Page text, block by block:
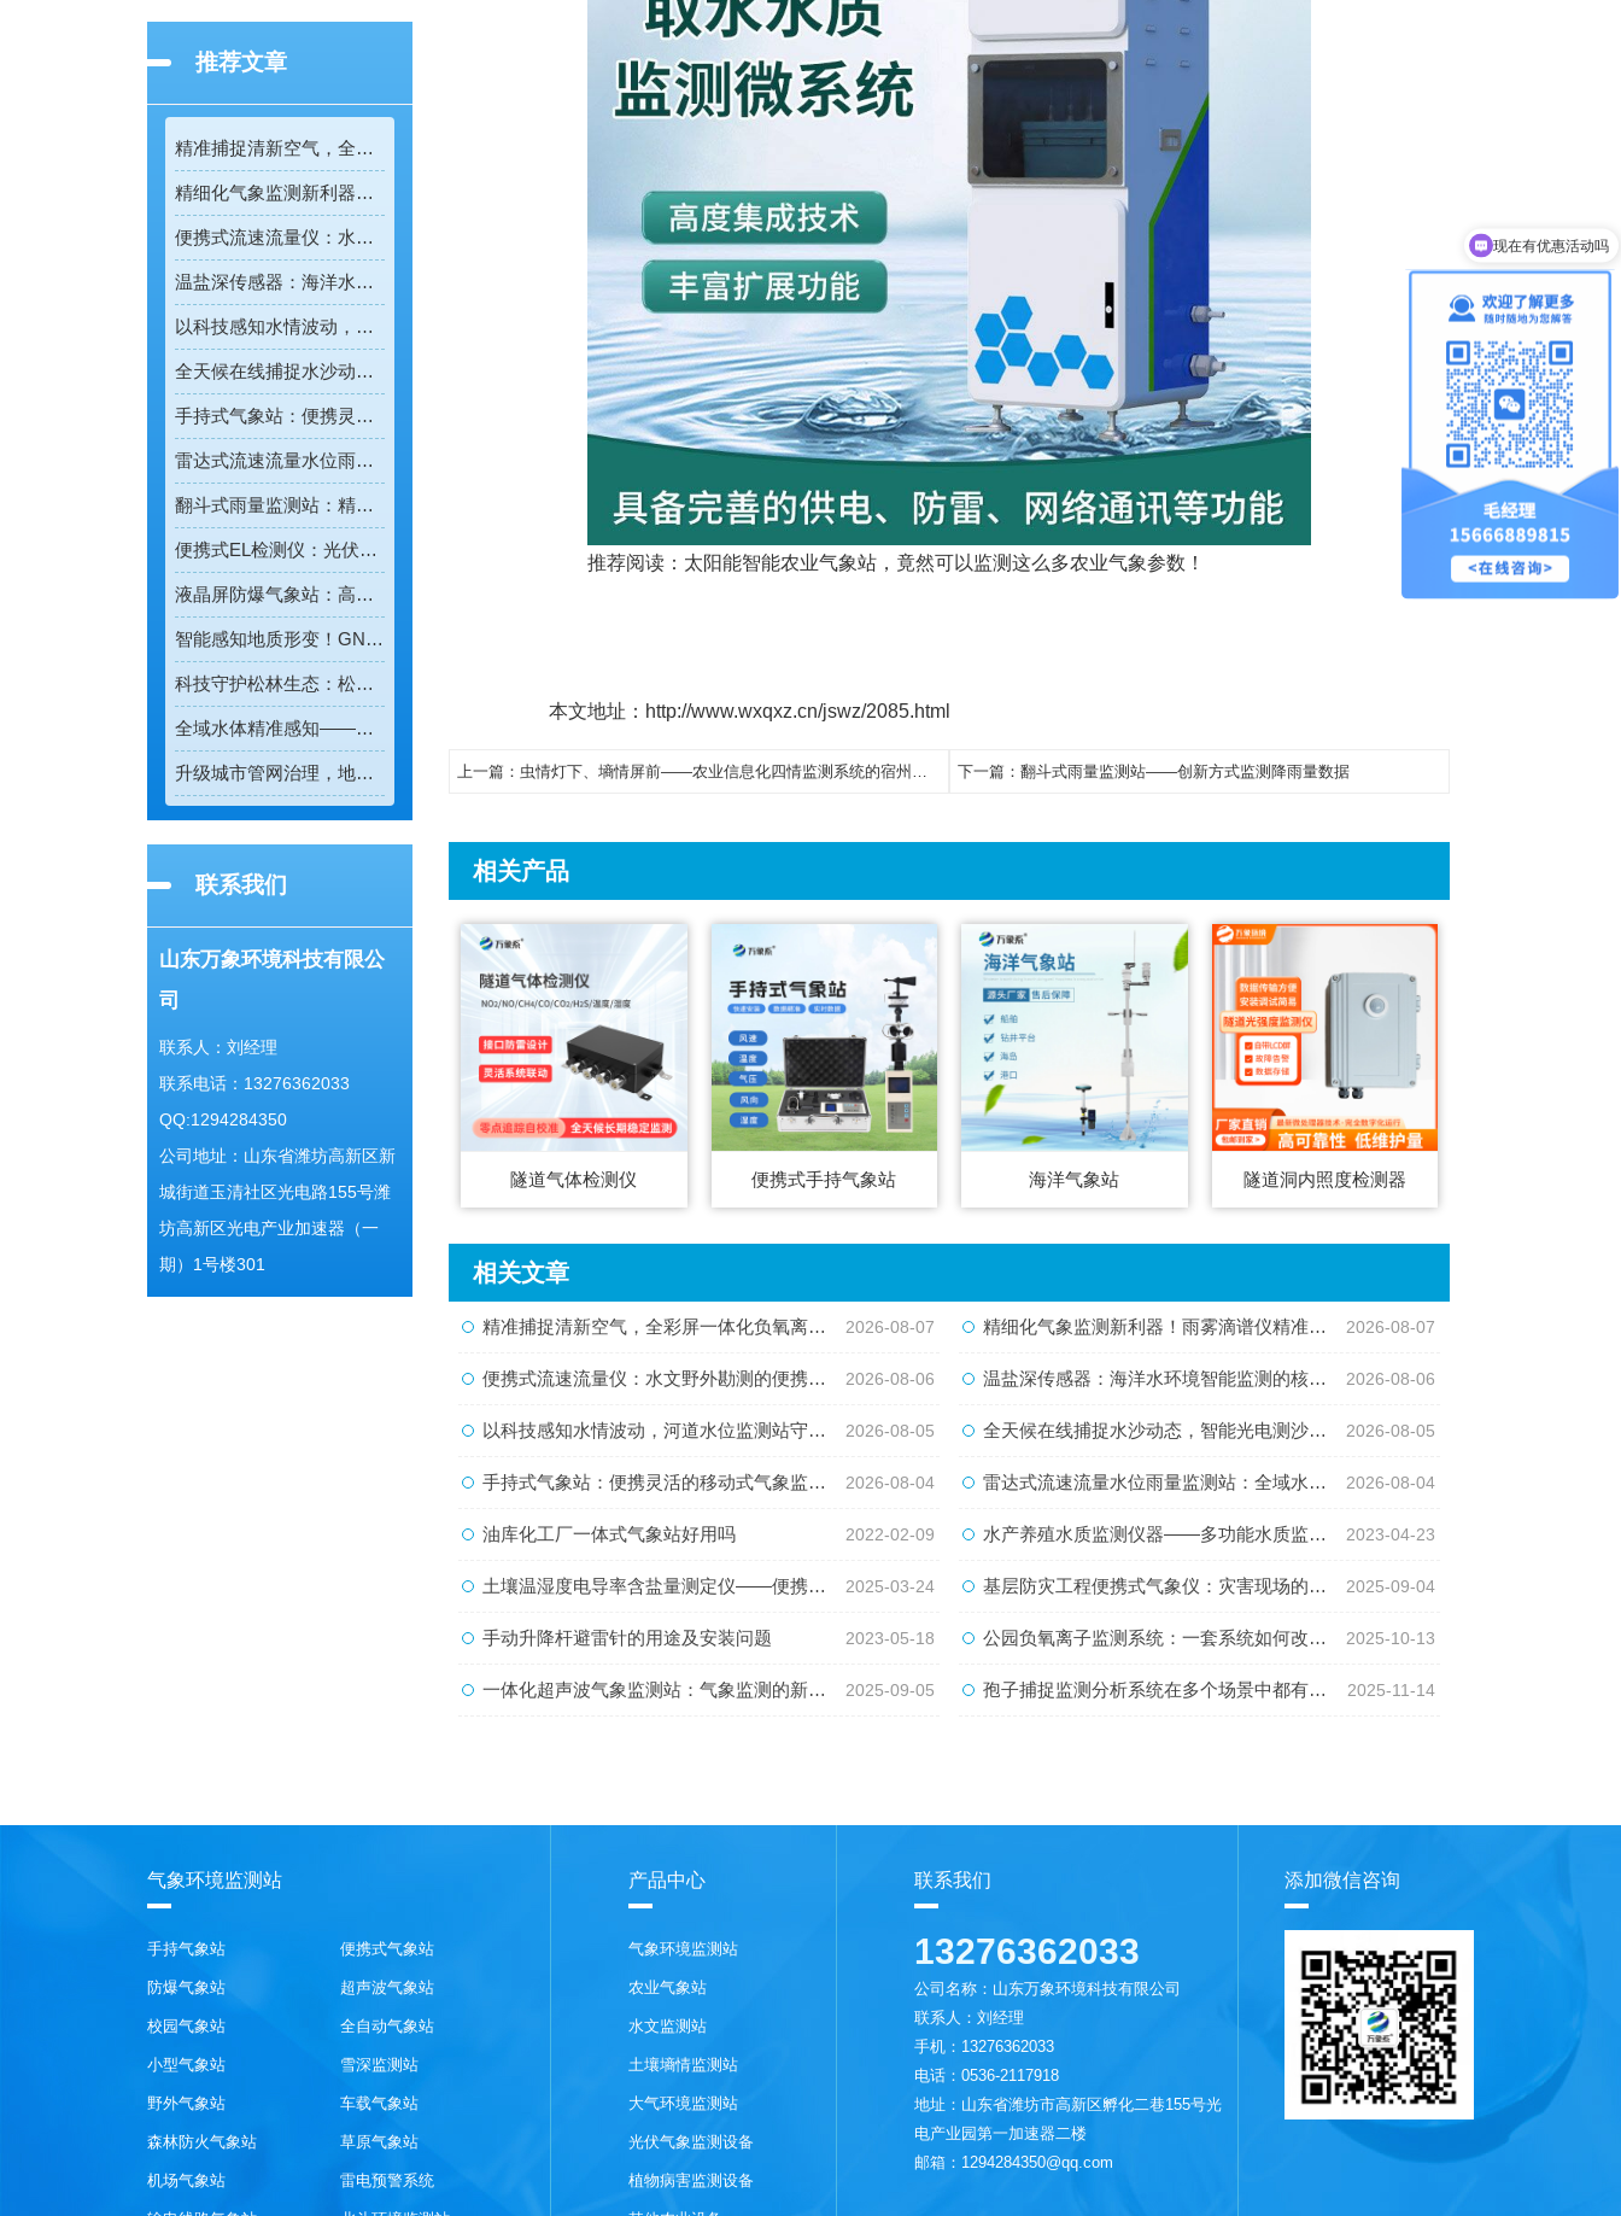
推荐文章
精准捕捉清新空气，全彩屏一体化负氧离子监测站量化生态优势
精细化气象监测新利器！雨雾滴谱仪精准识别各类雨雪雾天气
便携式流速流量仪：水文野外勘测的便携智能检测利器
温盐深传感器：海洋水环境智能监测的核心感知设备
以科技感知水情波动，河道水位监测站守护流域河道安全
全天候在线捕捉水沙动态，智能光电测沙仪守护水域水沙安全
手持式气象站：便携灵活的移动式气象监测智能设备
雷达式流速流量水位雨量监测站：全域水文智慧监测一体化设备
翻斗式雨量监测站：精准把控雨情的水利水文监测设备
便携式EL检测仪：光伏组件隐形缺陷的移动检测利器
液晶屏防爆气象站：高危场景专用的智能化气象监测设备
智能感知地质形变！GNSS位移监测系统守护全域地质安全
科技守护松林生态：松材线虫病检测仪助力林业精准防疫
全域水体精准感知——多普勒流速仪重塑水流测速新模式
升级城市管网治理，地下管网水文监测系统实现精细化管控
联系我们
山东万象环境科技有限公
司
联系人：刘经理
联系电话：13276362033
QQ:1294284350
公司地址：山东省潍坊高新区新
城街道玉清社区光电路155号潍
坊高新区光电产业加速器（一
期）1号楼301
推荐阅读： 太阳能智能农业气象站，竟然可以监测这么多农业气象参数！
本文地址：http://www.wxqxz.cn/jswz/2085.html
上一篇： 虫情灯下、墒情屏前——农业信息化四情监测系统的宿州具体实践 下一篇： 翻斗式雨量监测站——创新方式监测降雨量数据
相关产品
隧道气体检测仪 便携式手持气象站 海洋气象站 隧道洞内照度检测器
相关文章
精准捕捉清新空气，全彩屏一体化负氧离子监测站量化生态优势 2026-08-07 精细化气象监测新利器！雨雾滴谱仪精准识别各类雨雪雾天气 2026-08-07
便携式流速流量仪：水文野外勘测的便携智能检测利器 2026-08-06 温盐深传感器：海洋水环境智能监测的核心感知设备 2026-08-06
以科技感知水情波动，河道水位监测站守护流域河道安全 2026-08-05 全天候在线捕捉水沙动态，智能光电测沙仪守护水域水沙安全 2026-08-05
手持式气象站：便携灵活的移动式气象监测智能设备 2026-08-04 雷达式流速流量水位雨量监测站：全域水文智慧监测一体化设备 2026-08-04
油库化工厂一体式气象站好用吗 2022-02-09 水产养殖水质监测仪器——多功能水质监测仪器 2023-04-23
土壤温湿度电导率含盐量测定仪——便携新测器，随时随地测土壤 2025-03-24 基层防灾工程便携式气象仪：灾害现场的“移动气象哨兵” 2025-09-04
手动升降杆避雷针的用途及安装问题 2023-05-18 公园负氧离子监测系统：一套系统如何改变我们的游园体验 2025-10-13
一体化超声波气象监测站：气象监测的新力量 2025-09-05 孢子捕捉监测分析系统在多个场景中都有应用 2025-11-14
气象环境监测站
手持气象站 便携式气象站
防爆气象站 超声波气象站
校园气象站 全自动气象站
小型气象站 雪深监测站
野外气象站 车载气象站
森林防火气象站 草原气象站
机场气象站 雷电预警系统
产品中心
气象环境监测站
农业气象站
水文监测站
土壤墒情监测站
大气环境监测站
光伏气象监测设备
植物病害监测设备
联系我们
13276362033
公司名称：山东万象环境科技有限公司
联系人：刘经理
手机：13276362033
电话：0536-2117918
地址：山东省潍坊市高新区孵化二巷155号光
电产业园第一加速器二楼
邮箱：1294284350@qq.com
添加微信咨询
现在有优惠活动吗